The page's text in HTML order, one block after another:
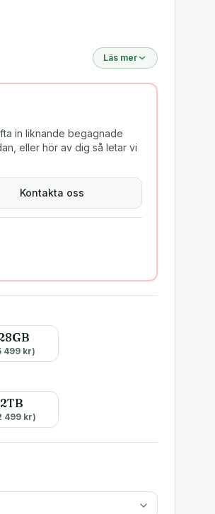
Läs mer
in liknande begagnade
eller hör av dig så letar vi
Kontakta oss
499 kr)
2TB
499kr)